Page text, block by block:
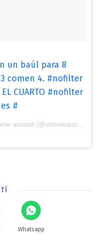
un baúl para 8
comen 4. #nofilter
CUARTO #nofilter
#
Una publicación compartida de connie ansaldi (@connieansaldi) el
Whatsapp